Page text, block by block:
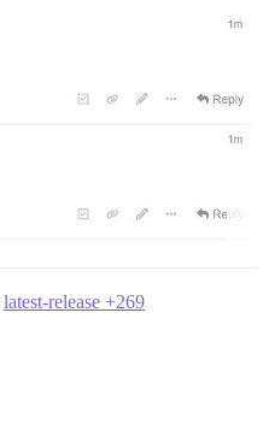
latest-release +269